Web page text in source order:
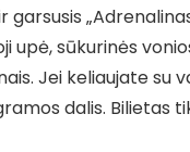
upė, sūkurinės
Jei keliaujate su
dalis. Bilietas